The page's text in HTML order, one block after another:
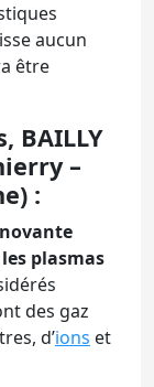
aucun
être
BAILLY
–
:
plasmas
des gaz
d’ions et